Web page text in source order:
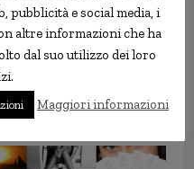
l’ingresso
pubblicità e social media, i
altre informazioni che ha
dal suo utilizzo dei loro
Maggiori informazioni